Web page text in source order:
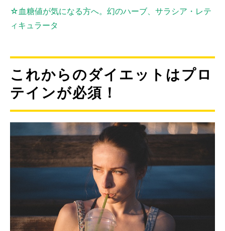
☆血糖値が気になる方へ。幻のハーブ、サラシア・レテ
ィキュラータ
これからのダイエットはプロ
テインが必須！